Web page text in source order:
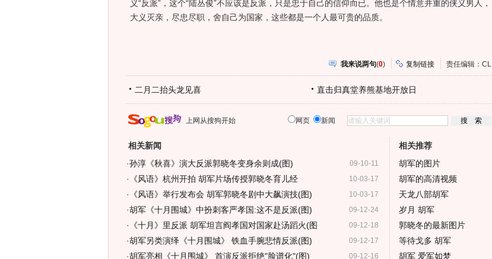
义“反派”，这个“陆丛俊”不应该是反派，只是忠于自己的信仰而已。他也是个情意并重的侠义男人，
大义灭亲，尽忠尽职，舍自己为国家，这些都是一个人最可贵的品质。
我来说两句(0) 复制链接 责任编辑：CL
二月二抬头龙见喜 直击归真堂养熊基地开放日
上网从搜狗开始 网页 新闻
相关新闻
09-10-11
·孙淳《秋喜》演大反派郭晓冬变身余则成(图)
10-03-17
· 《风语》杭州开拍 胡军片场传授郭晓冬育儿经
10-03-17
· 《风语》举行发布会 胡军郭晓冬剧中大飙演技(图)
09-12-24
·胡军《十月围城》中扮刺客严孝国:这不是反派(图)
09-12-18
· 《十月》里反派 胡军坦言阎孝国对国家赴汤蹈火(图
09-12-17
·胡军另类演绎《十月围城》 铁血手腕悲情反派(图)
09-12-16
·胡军亮相《十月围城》 首演反派拒绝"脸谱化"(图)
相关推荐
胡军的图片
胡军的高清视频
天龙八部胡军
岁月 胡军
郭晓冬的最新图片
等待戈多 胡军
胡军 爱军如梦